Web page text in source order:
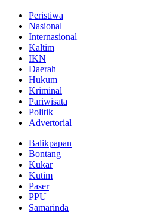
Peristiwa
Nasional
Internasional
Kaltim
IKN
Daerah
Hukum
Kriminal
Pariwisata
Politik
Advertorial
Balikpapan
Bontang
Kukar
Kutim
Paser
PPU
Samarinda